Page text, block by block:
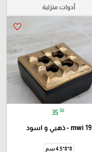
أدوات منزلية
favorite_border
35 ₪
mwi 19 - ذهبي و اسود
8*8*4.5 سم